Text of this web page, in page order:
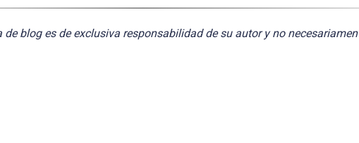
blog es de exclusiva responsabilidad de su autor y no